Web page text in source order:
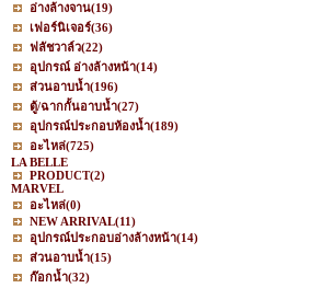
อ่างล้างจาน(19)
เฟอร์นิเจอร์(36)
ฟลัชวาล์ว(22)
อุปกรณ์ อ่างล้างหน้า(14)
ส่วนอาบน้ำ(196)
ตู้/ฉากกั้นอาบน้ำ(27)
อุปกรณ์ประกอบห้องน้ำ(189)
อะไหล่(725)
LA BELLE
PRODUCT(2)
MARVEL
อะไหล่(0)
NEW ARRIVAL(11)
อุปกรณ์ประกอบอ่างล้างหน้า(14)
ส่วนอาบน้ำ(15)
ก๊อกน้ำ(32)